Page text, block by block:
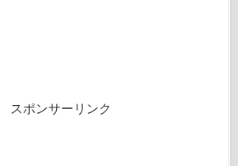
スポンサーリンク